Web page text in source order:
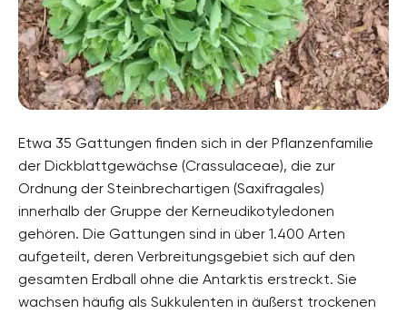
Etwa 35 Gattungen finden sich in der Pflanzenfamilie
der Dickblattgewächse (Crassulaceae), die zur
Ordnung der Steinbrechartigen (Saxifragales)
innerhalb der Gruppe der Kerneudikotyledonen
gehören. Die Gattungen sind in über 1.400 Arten
aufgeteilt, deren Verbreitungsgebiet sich auf den
gesamten Erdball ohne die Antarktis erstreckt. Sie
wachsen häufig als Sukkulenten in äußerst trockenen